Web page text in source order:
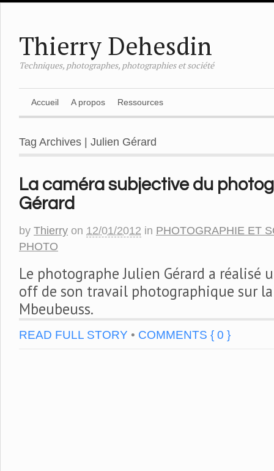
Thierry Dehesdin
Techniques, photographes, photographies et société
Accueil A propos Ressources
Tag Archives | Julien Gérard
La caméra subjective du
Gérard
by Thierry on 12/01/2012 in PHOTOGRAPHIE ET
PHOTO
Le photographe Julien Gérard a réalisé
off de son travail photographique sur
Mbeubeuss.
READ FULL STORY • COMMENTS { 0 }